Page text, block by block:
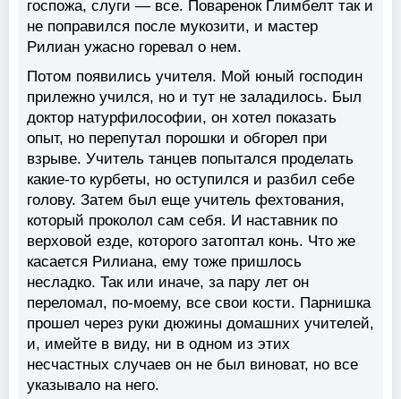
госпожа, слуги — все. Поваренок Глимбелт так и
не поправился после мукозити, и мастер
Рилиан ужасно горевал о нем.
Потом появились учителя. Мой юный господин
прилежно учился, но и тут не заладилось. Был
доктор натурфилософии, он хотел показать
опыт, но перепутал порошки и обгорел при
взрыве. Учитель танцев попытался проделать
какие-то курбеты, но оступился и разбил себе
голову. Затем был еще учитель фехтования,
который проколол сам себя. И наставник по
верховой езде, которого затоптал конь. Что же
касается Рилиана, ему тоже пришлось
несладко. Так или иначе, за пару лет он
переломал, по-моему, все свои кости. Парнишка
прошел через руки дюжины домашних учителей,
и, имейте в виду, ни в одном из этих
несчастных случаев он не был виноват, но все
указывало на него.